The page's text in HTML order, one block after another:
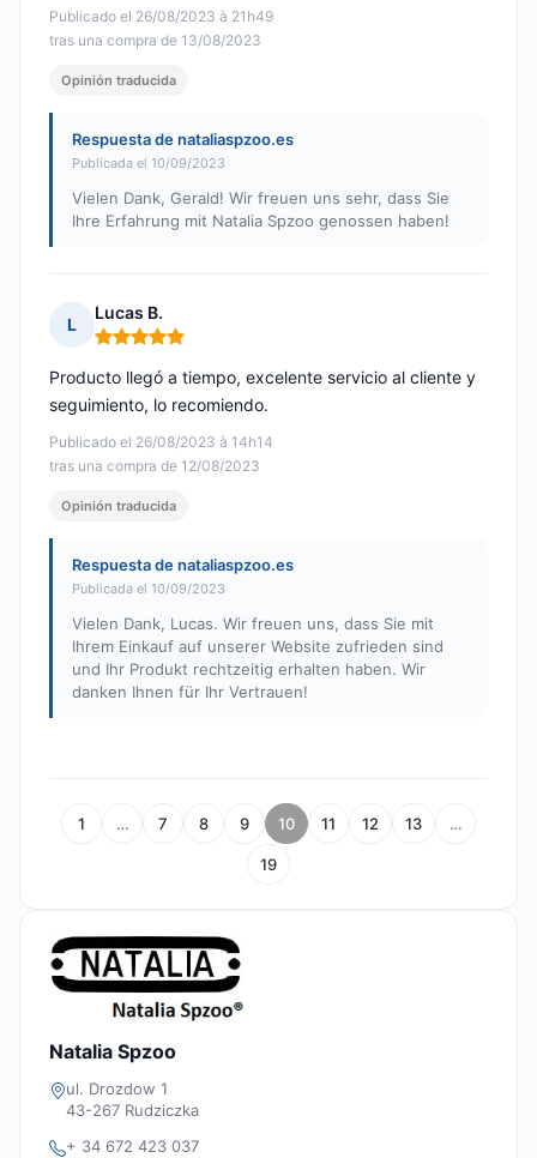
Publicado el 26/08/2023 à 21h49
tras una compra de 13/08/2023
Opinión traducida
Respuesta de nataliaspzoo.es
Publicada el 10/09/2023
Vielen Dank, Gerald! Wir freuen uns sehr, dass Sie
Ihre Erfahrung mit Natalia Spzoo genossen haben!
L
Lucas B.
Nota: 5 de 5
Publicado el 26/08/2023 à 14h14
tras una compra de 12/08/2023
Producto llegó a tiempo, excelente servicio al cliente y
seguimiento, lo recomiendo.
Opinión traducida
Respuesta de nataliaspzoo.es
Publicada el 10/09/2023
Vielen Dank, Lucas. Wir freuen uns, dass Sie mit
Ihrem Einkauf auf unserer Website zufrieden sind
und Ihr Produkt rechtzeitig erhalten haben. Wir
danken Ihnen für Ihr Vertrauen!
1 … 7 8 9 10 11 12 13 …
19
Natalia Spzoo
ul. Drozdow 1
43-267 Rudziczka
+ 34 672 423 037